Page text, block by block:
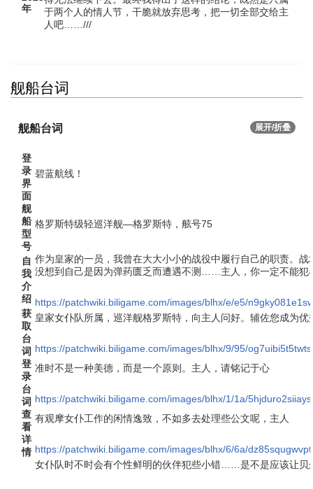
年
于两个人的情人节，干脆就放弃思考，把一切全部交给主
人吧……///
舰船台词
舰船台词 展开/折叠
登
录
界
面
碧蓝航线！
舰
船
型
号
格罗斯特级轻巡洋舰—格罗斯特，舷号75
自
我
介
绍
作为皇家的一员，我曾在大大小小的战役中履行自己的职责。
没想到自己是因为弹药匮乏而遭遇不测……主人，你一定不能犯
https://patchwiki.biligame.com/images/blhx/e/e5/
获
取
台
词
皇家女仆队所属，巡洋舰格罗斯特，向主人问好。辅佐您成为
https://patchwiki.biligame.com/images/blhx/9/95/
登
录
台
词
准时不是一种美德，而是一个原则。主人，请铭记于心
https://patchwiki.biligame.com/images/blhx/1/1a/
查
看
详
情
有观摩女仆工作的闲情逸致，不如多去处理些公文呢，主人
https://patchwiki.biligame.com/images/blhx/6/6a/
女仆队时不时会有个性鲜明的伙伴犯些小错……是不是应该让贝